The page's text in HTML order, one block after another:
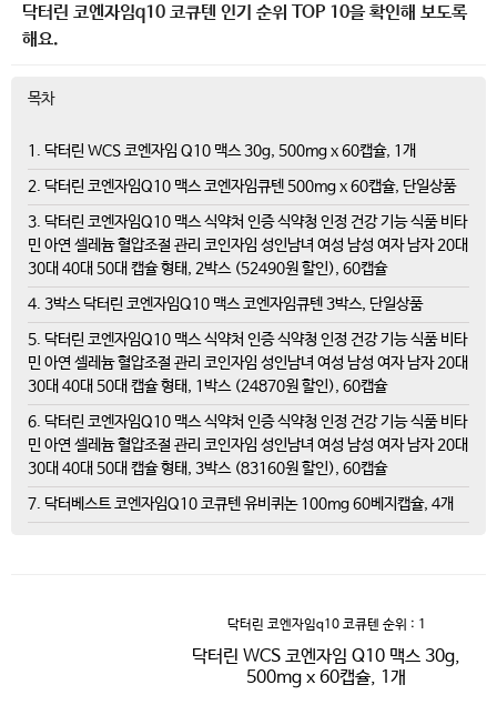
닥터린 코엔자임q10 코큐텐 인기 순위 TOP 10을 확인해 보도록
해요.
목차
1. 닥터린 WCS 코엔자임 Q10 맥스 30g, 500mg x 60캡슐, 1개
2. 닥터린 코엔자임Q10 맥스 코엔자임큐텐 500mg x 60캡슐, 단일상품
3. 닥터린 코엔자임Q10 맥스 식약처 인증 식약청 인정 건강 기능 식품 비타
민 아연 셀레늄 혈압조절 관리 코인자임 성인남녀 여성 남성 여자 남자 20대
30대 40대 50대 캡슐 형태, 2박스 (52490원 할인), 60캡슐
4. 3박스 닥터린 코엔자임Q10 맥스 코엔자임큐텐 3박스, 단일상품
5. 닥터린 코엔자임Q10 맥스 식약처 인증 식약청 인정 건강 기능 식품 비타
민 아연 셀레늄 혈압조절 관리 코인자임 성인남녀 여성 남성 여자 남자 20대
30대 40대 50대 캡슐 형태, 1박스 (24870원 할인), 60캡슐
6. 닥터린 코엔자임Q10 맥스 식약처 인증 식약청 인정 건강 기능 식품 비타
민 아연 셀레늄 혈압조절 관리 코인자임 성인남녀 여성 남성 여자 남자 20대
30대 40대 50대 캡슐 형태, 3박스 (83160원 할인), 60캡슐
7. 닥터베스트 코엔자임Q10 코큐텐 유비퀴논 100mg 60베지캡슐, 4개
닥터린 코엔자임q10 코큐텐 순위 : 1
닥터린 WCS 코엔자임 Q10 맥스 30g,
500mg x 60캡슐, 1개